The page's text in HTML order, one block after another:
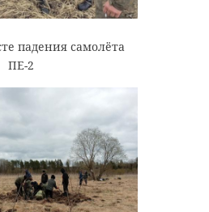
падения самолёта
ПЕ-2